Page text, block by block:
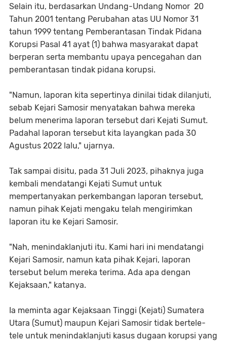
Selain itu, berdasarkan Undang-Undang Nomor 20
Tahun 2001 tentang Perubahan atas UU Nomor 31
tahun 1999 tentang Pemberantasan Tindak Pidana
Korupsi Pasal 41 ayat (1) bahwa masyarakat dapat
berperan serta membantu upaya pencegahan dan
pemberantasan tindak pidana korupsi.
"Namun, laporan kita sepertinya dinilai tidak dilanjuti,
sebab Kejari Samosir menyatakan bahwa mereka
belum menerima laporan tersebut dari Kejati Sumut.
Padahal laporan tersebut kita layangkan pada 30
Agustus 2022 lalu," ujarnya.
Tak sampai disitu, pada 31 Juli 2023, pihaknya juga
kembali mendatangi Kejati Sumut untuk
mempertanyakan perkembangan laporan tersebut,
namun pihak Kejati mengaku telah mengirimkan
laporan itu ke Kejari Samosir.
"Nah, menindaklanjuti itu. Kami hari ini mendatangi
Kejari Samosir, namun kata pihak Kejari, laporan
tersebut belum mereka terima. Ada apa dengan
Kejaksaan," katanya.
Ia meminta agar Kejaksaan Tinggi (Kejati) Sumatera
Utara (Sumut) maupun Kejari Samosir tidak bertele-
tele untuk menindaklanjuti kasus dugaan korupsi yang